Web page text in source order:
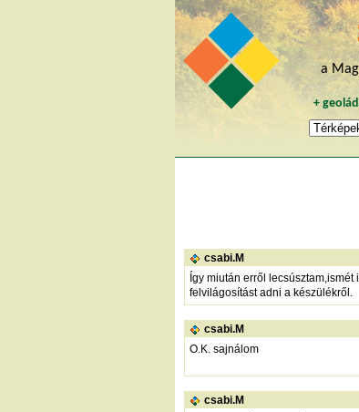
a
+
csabi.M
Így miután erről
felvilágosítást adni a készülékről.
csabi.M
O.K. sajnálom
csabi.M